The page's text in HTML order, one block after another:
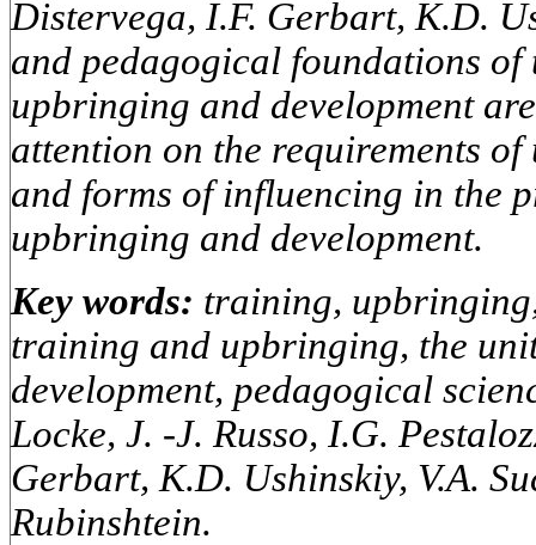
Distervega, I.F. Gerbart, K.D.
and pedagogical foundations
upbringing and development
attention on the requirements
and forms of influencing in the
upbringing and development.
Key words: training,
training and upbringing, the
development, pedagogical
Locke, J. -J. Russo, I.G.
Gerbart, K.D. Ushinskiy, V.A.
Rubinshtein.